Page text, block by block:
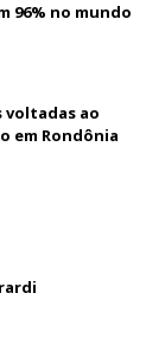
96% no mundo
voltadas ao
em Rondônia